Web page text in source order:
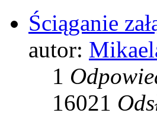
Ściąganie
autor:
1
16021